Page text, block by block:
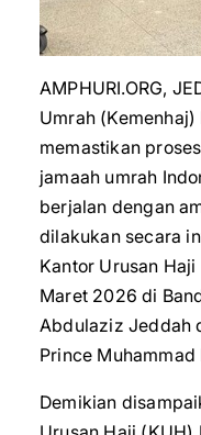
AMPHURI.ORG,
Umrah
memastikan
jamaah umrah
berjalan dengan
dilakukan secara
Kantor Urusan
Maret 2026 di
Abdulaziz Jeddah
Prince
Demikian